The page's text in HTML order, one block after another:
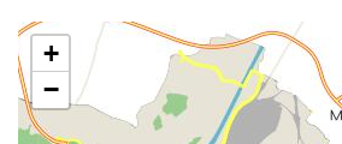
+
−